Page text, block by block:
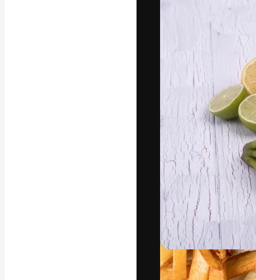
Nền tảng
tác phẩm
đăng ký
nghiệp,
Tiếng Việt